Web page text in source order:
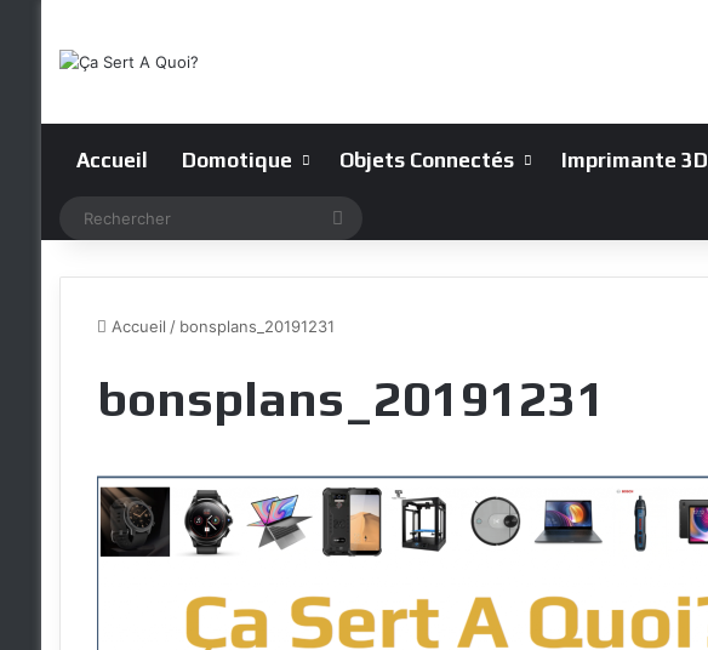
Accueil Domotique Objets Connectés Imprimante 3D
Accueil / bonsplans_20191231
bonsplans_20191231